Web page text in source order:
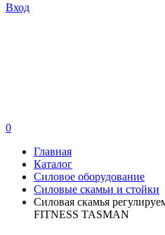
Вход
0
Главная
Каталог
Силовое оборудование
Силовые скамьи и стойки
Силовая скамья
FITNESS TASMAN